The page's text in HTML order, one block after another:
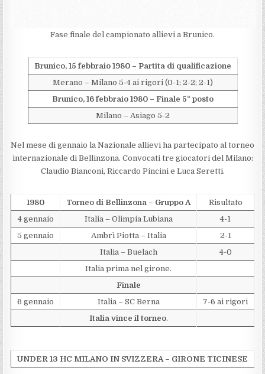
Fase finale del campionato allievi a Brunico.
Brunico, 15 febbraio 1980 – Partita di qualificazione
Merano – Milano 5-4 ai rigori (0-1; 2-2; 2-1)
Brunico, 16 febbraio 1980 – Finale 5° posto
Milano – Asiago 5-2
Nel mese di gennaio la Nazionale allievi ha partecipato al torneo
internazionale di Bellinzona. Convocati tre giocatori del Milano:
Claudio Bianconi, Riccardo Pincini e Luca Seretti.
1980 Torneo di Bellinzona – Gruppo A
Risultato
4 gennaio
Italia – Olimpia Lubiana
4-1
5 gennaio
Ambrì Piotta – Italia
2-1
Italia – Buelach
4-0
Italia prima nel girone.
Finale
6 gennaio
Italia – SC Berna
7-6 ai rigori
Italia vince il torneo.
UNDER 13 HC MILANO IN SVIZZERA – GIRONE TICINESE